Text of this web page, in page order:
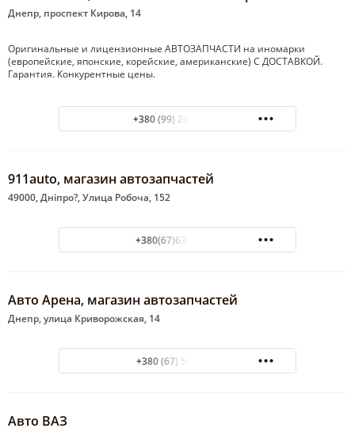
Днепр, проспект Кирова, 14
Оригинальные и лицензионные АВТОЗАПЧАСТИ на иномарки
(европейские, японские, корейские, американские) С ДОСТАВКОЙ.
Гарантия. Конкурентные цены.
+380 (99) 200-50-99
911auto, магазин автозапчастей
49000, Дніпро?, Улица Робоча, 152
+380(67)634-20-45
Авто Арена, магазин автозапчастей
Днепр, улица Криворожская, 14
+380 (67) 5670210
Авто ВАЗ